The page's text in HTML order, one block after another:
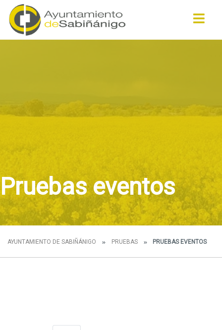
Pruebas eventos
AYUNTAMIENTO DE SABIÑÁNIGO PRUEBAS PRUEBAS EVENTOS